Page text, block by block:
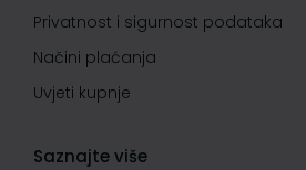
Privatnost i sigurnost podataka
Načini plaćanja
Uvjeti kupnje
Saznajte više